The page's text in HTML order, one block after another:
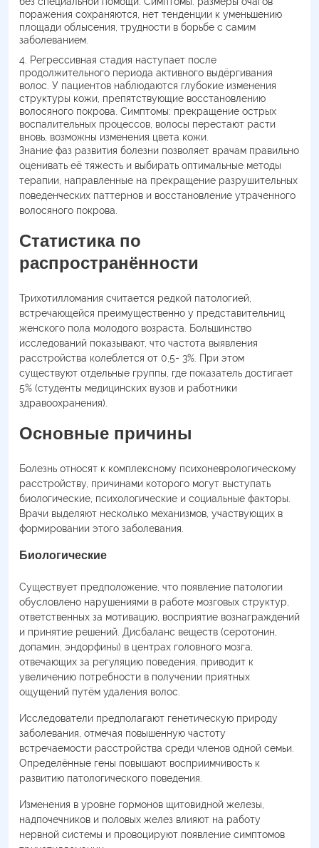
поражения сохраняются, нет тенденции к уменьшению
площади облысения, трудности в борьбе с самим
заболеванием.
Регрессивная стадия наступает после
продолжительного периода активного выдёргивания
волос. У пациентов наблюдаются глубокие изменения
структуры кожи, препятствующие восстановлению
волосяного покрова. Симптомы: прекращение острых
воспалительных процессов, волосы перестают расти
вновь, возможны изменения цвета кожи.
Знание фаз развития болезни позволяет врачам правильно
оценивать её тяжесть и выбирать оптимальные методы
терапии, направленные на прекращение разрушительных
поведенческих паттернов и восстановление утраченного
волосяного покрова.
Статистика по
распространённости
Трихотилломания считается редкой патологией,
встречающейся преимущественно у представительниц
женского пола молодого возраста. Большинство
исследований показывают, что частота выявления
расстройства колеблется от 0,5- 3%. При этом
существуют отдельные группы, где показатель достигает
5% (студенты медицинских вузов и работники
здравоохранения).
Основные причины
Болезнь относят к комплексному психоневрологическому
расстройству, причинами которого могут выступать
биологические, психологические и социальные факторы.
Врачи выделяют несколько механизмов, участвующих в
формировании этого заболевания.
Биологические
Существует предположение, что появление патологии
обусловлено нарушениями в работе мозговых структур,
ответственных за мотивацию, восприятие вознаграждений
и принятие решений. Дисбаланс веществ (серотонин,
допамин, эндорфины) в центрах головного мозга,
отвечающих за регуляцию поведения, приводит к
увеличению потребности в получении приятных
ощущений путём удаления волос.
Исследователи предполагают генетическую природу
заболевания, отмечая повышенную частоту
встречаемости расстройства среди членов одной семьи.
Определённые гены повышают восприимчивость к
развитию патологического поведения.
Изменения в уровне гормонов щитовидной железы,
надпочечников и половых желез влияют на работу
нервной системы и провоцируют появление симптомов